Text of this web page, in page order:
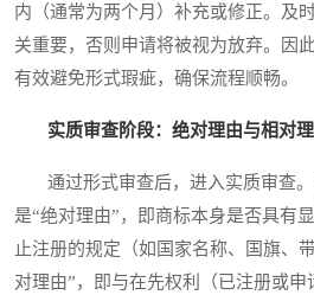
内（通常为两个月）补充或修正。及
关重要，否则申请将被视为放弃。因
有效避免形式瑕疵，确保流程顺畅。
实质审查阶段：绝对理由与相对
通过形式审查后，进入实质审查。
是“绝对理由”，即商标本身是否具有
止注册的规定（如国家名称、国旗、
对理由”，即与在先权利（已注册或